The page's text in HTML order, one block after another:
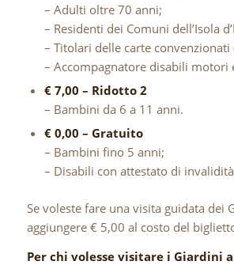
– Adulti oltre 70 anni;
– Residenti dei Comuni dell’Isola
– Titolari delle carte convenzionati
– Accompagnatore disabili motori
€ 7,00 – Ridotto 2
– Bambini da 6 a 11 anni.
€ 0,00 – Gratuito
– Bambini fino 5 anni;
– Disabili con attestato di
Se voleste fare una visita guidata dei
aggiungere € 5,00 al costo del
Per chi volesse visitare i Giardini